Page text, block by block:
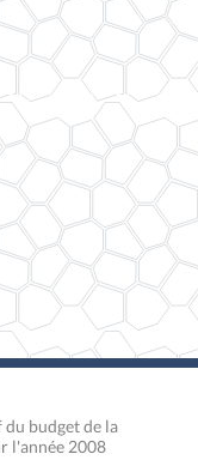
budget de la
l'année 2008